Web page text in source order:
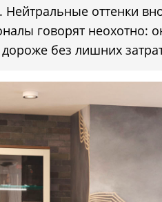
оттенки
говорят неохотно:
без лишних